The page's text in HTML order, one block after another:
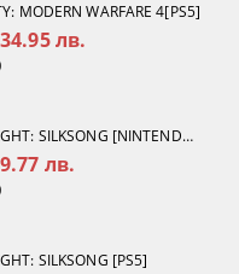
MODERN WARFARE 4[PS5]
лв.
HOLLOW KNIGHT: SILKSONG [NINTENDO SWITCH 2]
лв.
SILKSONG [PS5]